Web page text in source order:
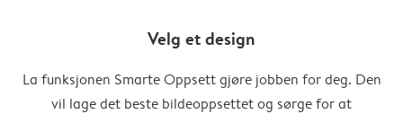
Velg et design
La funksjonen Smarte Oppsett gjøre jobben for deg. Den
vil lage det beste bildeoppsettet og sørge for at